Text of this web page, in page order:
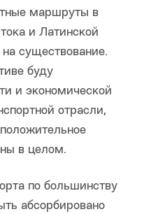
маршруты в
и Латинской
существование.
буду
и экономической
отрасли,
в целом.
по большинству
абсорбировано